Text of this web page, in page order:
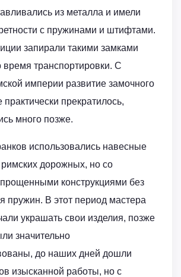
из металла и имели
с пружинами и штифтами.
запирали такими замками
время транспортировки. С
империи развитие замочного
прекратилось,
много позже.
использовались навесные
римских дорожных, но со
конструкциями без
пружин. В этот период мастера
украшать свои изделия, позже
значительно
до наших дней дошли
изысканной работы, но с